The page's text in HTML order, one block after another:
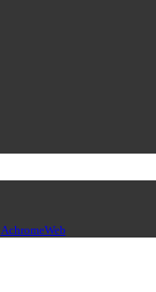
AchromeWeb